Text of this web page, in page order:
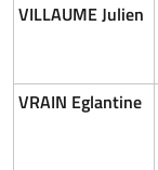
VILLAUME Julien
VRAIN Eglantine